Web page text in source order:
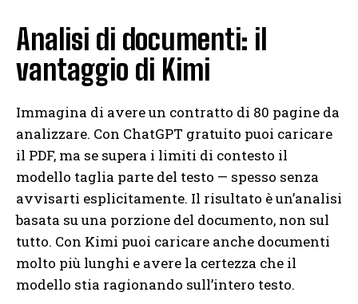
Analisi di documenti: il
vantaggio di Kimi
Immagina di avere un contratto di 80 pagine da
analizzare. Con ChatGPT gratuito puoi caricare
il PDF, ma se supera i limiti di contesto il
modello taglia parte del testo — spesso senza
avvisarti esplicitamente. Il risultato è un’analisi
basata su una porzione del documento, non sul
tutto. Con Kimi puoi caricare anche documenti
molto più lunghi e avere la certezza che il
modello stia ragionando sull’intero testo.